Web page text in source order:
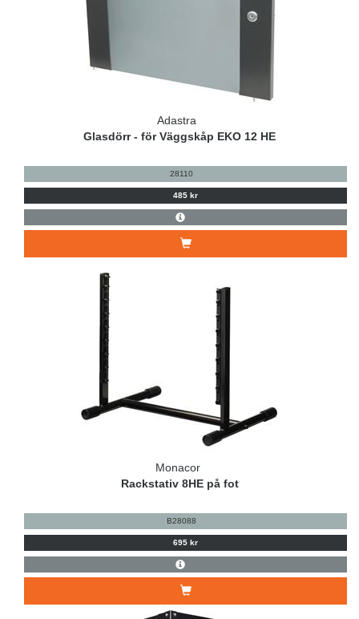
Adastra
Glasdörr - för Väggskåp EKO 12 HE
28110
485 kr
Monacor
Rackstativ 8HE på fot
B28088
695 kr